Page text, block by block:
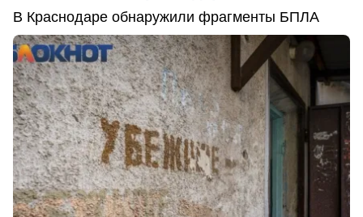
В Краснодаре обнаружили фрагменты БПЛА